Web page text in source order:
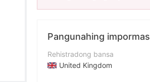
Pangunahing
Rehistradong bansa
United Kingdom